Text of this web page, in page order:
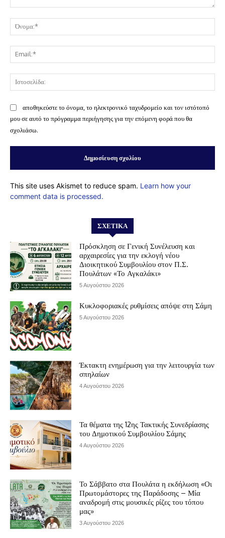
αποθηκεύστε το όνομα, το ηλεκτρονικό ταχυδρομείο και τον ιστότοπό
μου σε αυτό το πρόγραμμα περιήγησης για την επόμενη φορά που θα
σχολιάσω.
This site uses Akismet to reduce spam. Learn how your
comment data is processed.
ΣΧΕΤΙΚΆ
Πρόσκληση σε Γενική Συνέλευση και
αρχαιρεσίες για την εκλογή νέου
Διοικητικού Συμβουλίου στον Π.Σ.
Πουλάτων «Το Αγκαλάκι»
5 Αυγούστου 2026
Κυκλοφοριακές ρυθμίσεις απόψε στη Σάμη
5 Αυγούστου 2026
Έκτακτη ενημέρωση για την λειτουργία των
σπηλαίων
4 Αυγούστου 2026
Τα θέματα της 12ης Τακτικής Συνεδρίασης
του Δημοτικού Συμβουλίου Σάμης
4 Αυγούστου 2026
Το Σάββατο στα Πουλάτα η εκδήλωση «Οι
Πρωτομάστορες της Παράδοσης – Μία
αναδρομή στις μουσικές ρίζες του τόπου
μας»
3 Αυγούστου 2026